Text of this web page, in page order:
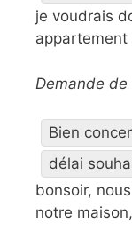
je voudrais
appartement
Demande de
Bien
délai
bonsoir,
notre